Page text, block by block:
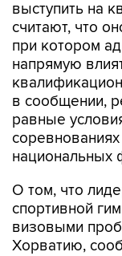
выступить на
считают, что
при котором
напрямую
в сообщении,
равные
национальных
О том, что
спортивной
визовыми
Хорватию,